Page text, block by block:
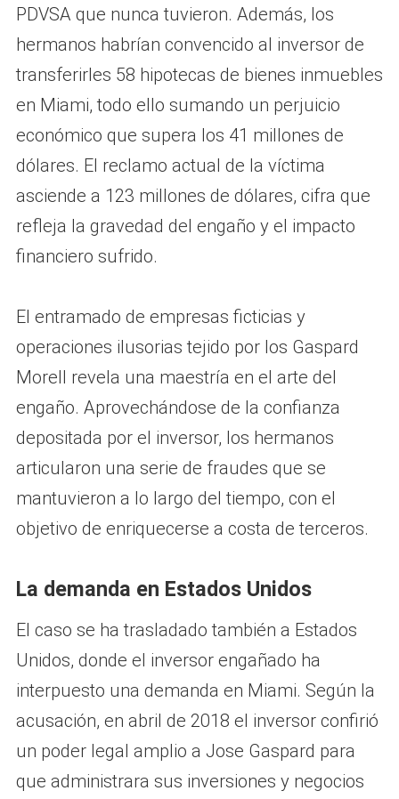
PDVSA que nunca tuvieron. Además, los
hermanos habrían convencido al inversor de
transferirles 58 hipotecas de bienes inmuebles
en Miami, todo ello sumando un perjuicio
económico que supera los 41 millones de
dólares. El reclamo actual de la víctima
asciende a 123 millones de dólares, cifra que
refleja la gravedad del engaño y el impacto
financiero sufrido.
El entramado de empresas ficticias y
operaciones ilusorias tejido por los Gaspard
Morell revela una maestría en el arte del
engaño. Aprovechándose de la confianza
depositada por el inversor, los hermanos
articularon una serie de fraudes que se
mantuvieron a lo largo del tiempo, con el
objetivo de enriquecerse a costa de terceros.
La demanda en Estados Unidos
El caso se ha trasladado también a Estados
Unidos, donde el inversor engañado ha
interpuesto una demanda en Miami. Según la
acusación, en abril de 2018 el inversor confirió
un poder legal amplio a Jose Gaspard para
que administrara sus inversiones y negocios